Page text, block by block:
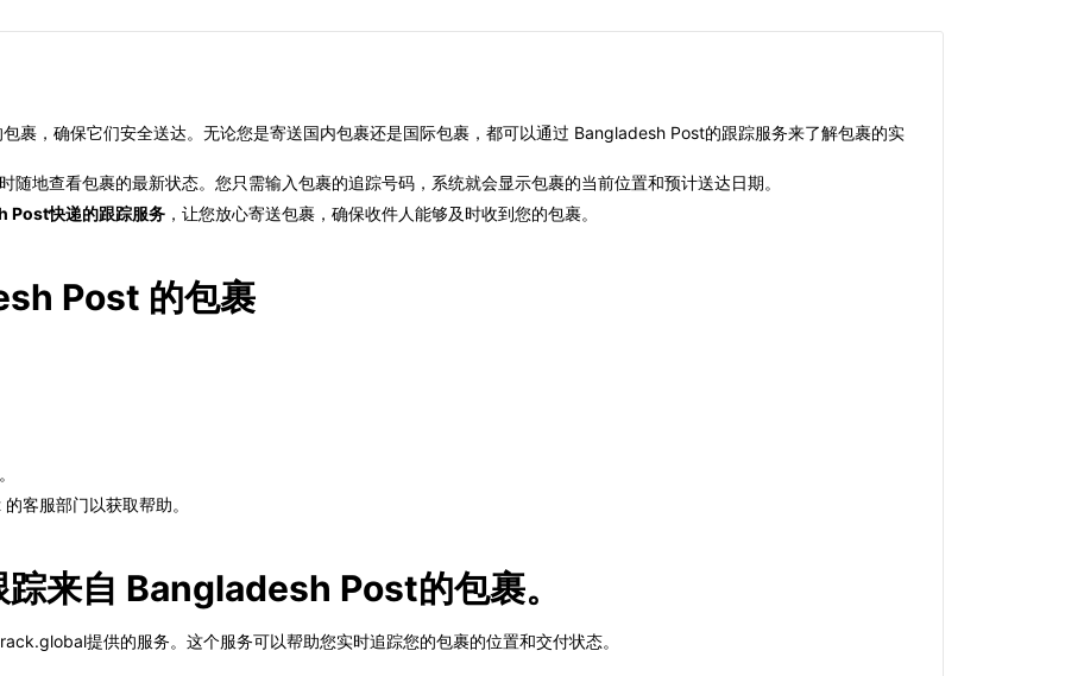
裹，确保它们安全送达。无论您是寄送国内包裹还是国际包裹，都可以通过 Bangladesh Post的跟踪服务来了解包裹的实
随地查看包裹的最新状态。您只需输入包裹的追踪号码，系统就会显示包裹的当前位置和预计送达日期。
Post快递的跟踪服务 ，让您放心寄送包裹，确保收件人能够及时收到您的包裹。
Post 的包裹
客服部门以获取帮助。
来自 Bangladesh Post的包裹。
提供的服务。这个服务可以帮助您实时追踪您的包裹的位置和交付状态。